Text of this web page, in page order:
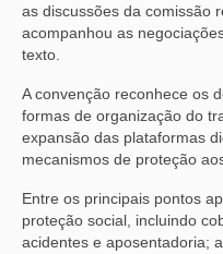
as discussões da comissão
acompanhou as
texto.
A convenção reconhece os
formas de organização do
expansão das plataformas
mecanismos de proteção
Entre os principais pontos
proteção social, incluindo
acidentes e aposentadoria;